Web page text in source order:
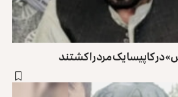
در کاپیسا یک مرد را کشتند